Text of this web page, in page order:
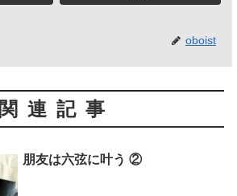
oboist
関連記事
朋友は六弦に叶う ②